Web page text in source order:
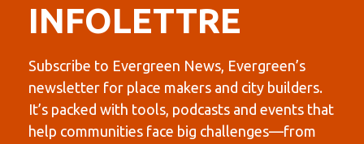
INFOLETTRE
Subscribe to Evergreen News, Evergreen’s
newsletter for place makers and city builders.
It’s packed with tools, podcasts and events that
help communities face big challenges—from